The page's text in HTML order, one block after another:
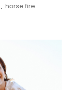
, horse fire